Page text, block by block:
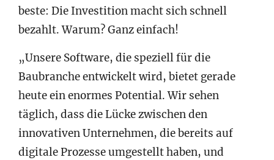
beste: Die Investition macht sich schnell
bezahlt. Warum? Ganz einfach!
„Unsere Software, die speziell für die
Baubranche entwickelt wird, bietet gerade
heute ein enormes Potential. Wir sehen
täglich, dass die Lücke zwischen den
innovativen Unternehmen, die bereits auf
digitale Prozesse umgestellt haben, und